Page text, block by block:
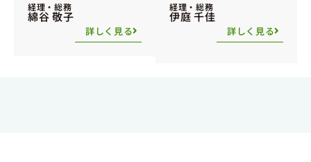
経理・総務​​
綿谷 敬子​​
詳しく見る
経理・総務​​
伊庭 千佳​​
詳しく見る